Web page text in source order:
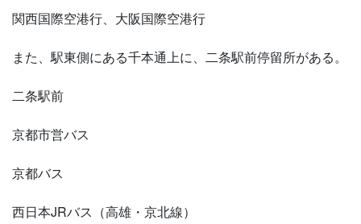
関西国際空港行、大阪国際空港行
また、駅東側にある千本通上に、二条駅前停留所がある。
二条駅前
京都市営バス
京都バス
西日本JRバス（高雄・京北線）